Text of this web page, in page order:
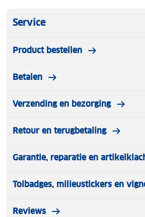
Service
Product bestellen
Betalen
Verzending en bezorging
Retour en terugbetaling
Garantie, reparatie en
Tolbadges, milieustickers en
Reviews